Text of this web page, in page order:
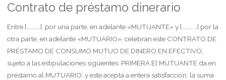
Contrato de préstamo dinerario
Entre […………], por una parte, en adelante «MUTUANTE» y [………….] por la
otra parte, en adelante «MUTUARIO», celebran este CONTRATO DE
PRÉSTAMO DE CONSUMO MUTUO DE DINERO EN EFECTIVO,
sujeto a las estipulaciones siguientes: PRIMERA El MUTUANTE da en
préstamo al MUTUARIO, y este acepta a entera satisfacción, la suma